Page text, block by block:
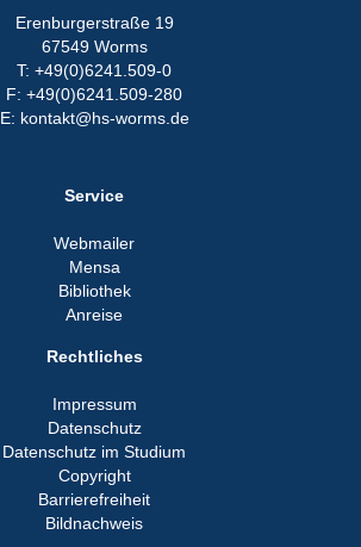
Erenburgerstraße 19
67549 Worms
T: +49(0)6241.509-0
F: +49(0)6241.509-280
E: kontakt@hs-worms.de
Service
Webmailer
Mensa
Bibliothek
Anreise
Rechtliches
Impressum
Datenschutz
Datenschutz im Studium
Copyright
Barrierefreiheit
Bildnachweis